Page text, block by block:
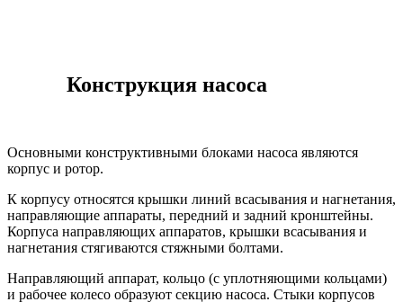
Конструкция насоса
Основными конструктивными блоками насоса являются
корпус и ротор.
К корпусу относятся крышки линий всасывания и нагнетания,
направляющие аппараты, передний и задний кронштейны.
Корпуса направляющих аппаратов, крышки всасывания и
нагнетания стягиваются стяжными болтами.
Направляющий аппарат, кольцо (с уплотняющими кольцами)
и рабочее колесо образуют секцию насоса. Стыки корпусов